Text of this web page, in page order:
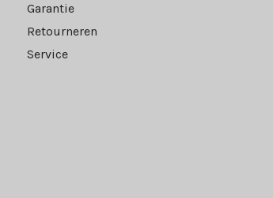
Garantie
Retourneren
Service